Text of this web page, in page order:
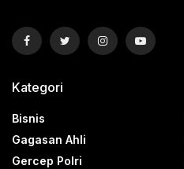
Kategori
Bisnis
Gagasan Ahli
Gercep Polri